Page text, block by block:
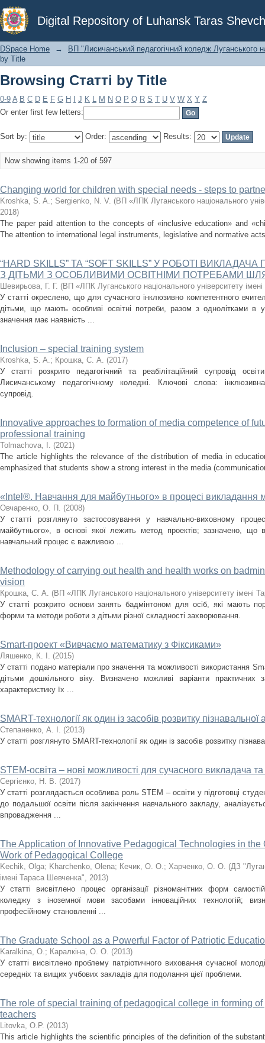
Digital Repository of Luhansk Taras
Browsing Статті by Title
DSpace Home →
ВП "Лисичанський педагогічний коледж Луганського
by Title
Browsing Статті by Title
0-9 A B C D E F G H J K L M N O P Q R S T U V W X Y Z
Or enter first few letters:
Sort by: Order: Results:
Now showing items 1-20 of 597
Changing world for children with special needs - steps to
Kroshka, S. A.; Sergienko, N. V. (ВП «ЛПК Луганського національного
2018)
The paper paid attention to the concepts of «inclusive education» and
The attention to international legal instruments, legislative and normative
“HARD SKILLS” ТА “SOFT SKILLS” У РОБОТІ
З ДІТЬМИ З ОСОБЛИВИМИ ОСВІТНІМИ ПОТРЕБАМИ
Шевирьова, Г. Г. (ВП «ЛПК Луганського національного університету
У статті окреслено, що для сучасного інклюзивно компетентного
дітьми, що мають особливі освітні потреби, разом з однолітками в
значення має наявність ...
Inclusion – special training system
Kroshka, S. A.; Крошка, С. А. (2017)
У статті розкрито педагогічний та реабілітаційний супровід
Лисичанському педагогічному коледжі. Ключові слова: інклюзивна
супровід.
Innovative approaches to formation of media competence of
professional training
Tolmachova, І. (2021)
The article highlights the relevance of the distribution of media in
emphasized that students show a strong interest in the media
«Intеl®. Навчання для майбутнього» в процесі викладання
Овчаренко, О. П. (2008)
У статті розглянуто застосовування у навчально-виховному
майбутнього», в основі якої лежить метод проектів; зазначено, що
навчальний процес є важливою ...
Methodology of carrying out health and health works on
vision
Крошка, С. А. (ВП «ЛПК Луганського національного університету імені
У статті розкрито основи занять бадмінтоном для осіб, які мають
форми та методи роботи з дітьми різної складності захворювання.
Smart-проект «Вивчаємо математику з Фіксиками»
Ляшенко, К. І. (2015)
У статті подано матеріали про значення та можливості використання
дітьми дошкільного віку. Визначено можливі варіанти
характеристику їх ...
SMART-технології як один із засобів розвитку пізнавальної
Степаненко, А. І. (2013)
У статті розглянуто SMART-технології як один із засобів розвитку
STEM-освіта – нові можливості для сучасного викладача та
Сергієнко, Н. В. (2017)
У статті розглядається особлива роль STEM – освіти у підготовці
до подальшої освіти після закінчення навчального закладу,
впровадження ...
The Application of Innovative Pedagogical Technologies in the
Work of Pedagogical College
Kechik, Olga; Kharchenko, Olena; Кечик, О. О.; Харченко, О. О. (ДЗ
імені Тараса Шевченка", 2013)
У статті висвітлено процес організації різноманітних форм
коледжу з іноземної мови засобами інноваційних технологій;
професійному становленні ...
The Graduate School as a Powerful Factor of Patriotic
Karalkina, O.; Каралкіна, O. O. (2013)
У статті висвітлено проблему патріотичного виховання сучасної
середніх та вищих учбових закладів для подолання цієї проблеми.
The role of special training of pedagogical college in forming
teachers
Litovka, O.P. (2013)
This article highlights the scientific principles of the definition of the